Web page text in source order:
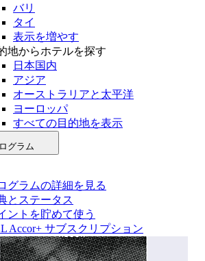
バリ
タイ
表示を増やす
地からホテルを探す
日本国内
アジア
オーストラリアと太平洋
ヨーロッパ
すべての目的地を表示
グラム
グラムの詳細を見る
とステータス
ントを貯めて使う
Accor+ サブスクリプション